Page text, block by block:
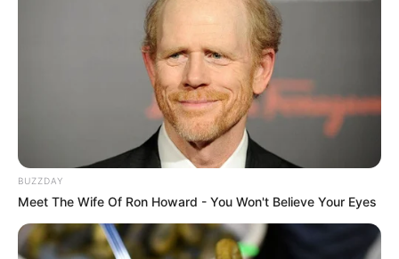
BUZZDAY
Meet The Wife Of Ron Howard - You Won't Believe Your Eyes